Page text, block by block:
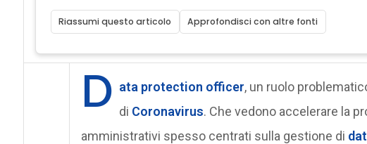
Riassumi questo articolo Approfondisci con altre fonti
D ata protection officer, un ruolo
di Coronavirus. Che vedono accelerare la
amministrativi spesso centrati sulla gestione di